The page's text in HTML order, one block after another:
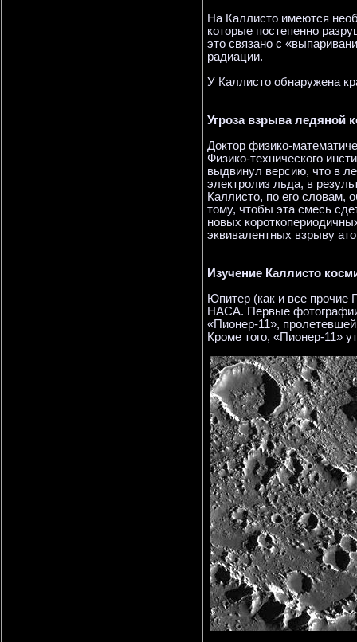
На Каллисто имеются
которые постепенно
это связано с
радиации.
У Каллисто обнаружена
Угроза взрыва ледяной
Доктор физико-
Физико-технического
выдвинул версию, что в
электролиз льда, в
Каллисто, по его словам,
тому, чтобы эта смесь
новых
эквивалентных взрыву
Изучение Каллисто
Юпитер (как и все прочие
НАСА. Первые
«Пионер-11»,
Кроме того, «Пионер-11»